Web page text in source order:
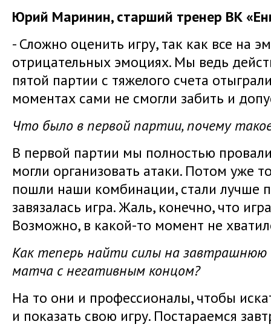
Юрий Маринин, старший тренер ВК
- Сложно оценить игру, так как все на
отрицательных эмоциях. Мы ведь
пятой партии с тяжелого счета
моментах сами не смогли забить и
Что было в первой партии, почему
В первой партии мы полностью
могли организовать атаки. Потом уже
пошли наши комбинации, стали лучше
завязалась игра. Жаль, конечно, что
Возможно, в какой-то момент не
Как теперь найти силы на завтрашнюю
матча с негативным концом?
На то они и профессионалы, чтобы
и показать свою игру. Постараемся